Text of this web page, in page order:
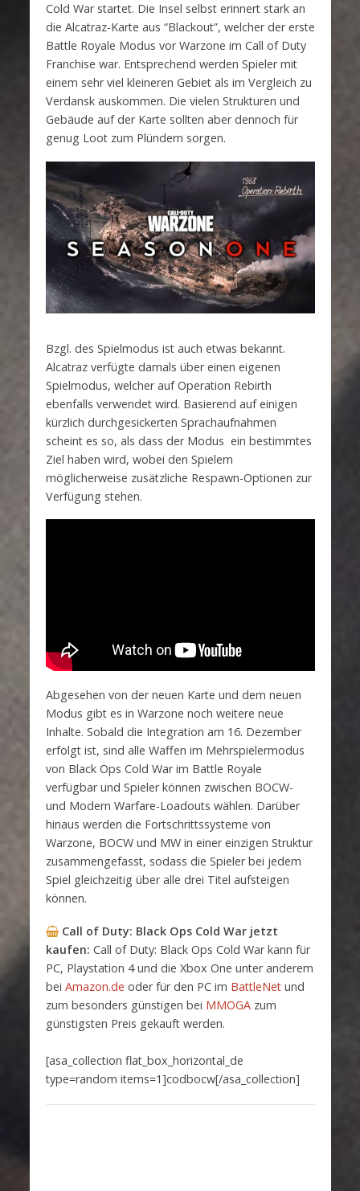
Cold War startet. Die Insel selbst erinnert stark an
die Alcatraz-Karte aus “Blackout”, welcher der erste
Battle Royale Modus vor Warzone im Call of Duty
Franchise war. Entsprechend werden Spieler mit
einem sehr viel kleineren Gebiet als im Vergleich zu
Verdansk auskommen. Die vielen Strukturen und
Gebäude auf der Karte sollten aber dennoch für
genug Loot zum Plündern sorgen.
Bzgl. des Spielmodus ist auch etwas bekannt.
Alcatraz verfügte damals über einen eigenen
Spielmodus, welcher auf Operation Rebirth
ebenfalls verwendet wird. Basierend auf einigen
kürzlich durchgesickerten Sprachaufnahmen
scheint es so, als dass der Modus ein bestimmtes
Ziel haben wird, wobei den Spielern
möglicherweise zusätzliche Respawn-Optionen zur
Verfügung stehen.
Abgesehen von der neuen Karte und dem neuen
Modus gibt es in Warzone noch weitere neue
Inhalte. Sobald die Integration am 16. Dezember
erfolgt ist, sind alle Waffen im Mehrspielermodus
von Black Ops Cold War im Battle Royale
verfügbar und Spieler können zwischen BOCW-
und Modern Warfare-Loadouts wählen. Darüber
hinaus werden die Fortschrittssysteme von
Warzone, BOCW und MW in einer einzigen Struktur
zusammengefasst, sodass die Spieler bei jedem
Spiel gleichzeitig über alle drei Titel aufsteigen
können.
Call of Duty: Black Ops Cold War jetzt
kaufen: Call of Duty: Black Ops Cold War kann für
PC, Playstation 4 und die Xbox One unter anderem
bei Amazon.de oder für den PC im BattleNetund
zum besonders günstigen bei MMOGA zum
günstigsten Preis gekauft werden.
[asa_collection flat_box_horizontal_de
type=random items=1]codbocw[/asa_collection]